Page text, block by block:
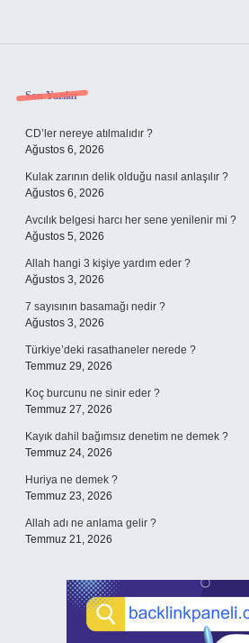
Sidebar
Son Yazılar
CD’ler nereye atılmalıdır ?
Ağustos 6, 2026
Kulak zarının delik olduğu nasıl anlaşılır ?
Ağustos 6, 2026
Avcılık belgesi harcı her sene yenilenir mi ?
Ağustos 5, 2026
Allah hangi 3 kişiye yardım eder ?
Ağustos 3, 2026
7 sayısının basamağı nedir ?
Ağustos 3, 2026
Türkiye’deki rasathaneler nerede ?
Temmuz 29, 2026
Koç burcunu ne sinir eder ?
Temmuz 27, 2026
Kayık dahil bağımsız denetim ne demek ?
Temmuz 24, 2026
Huriya ne demek ?
Temmuz 23, 2026
Allah adı ne anlama gelir ?
Temmuz 21, 2026